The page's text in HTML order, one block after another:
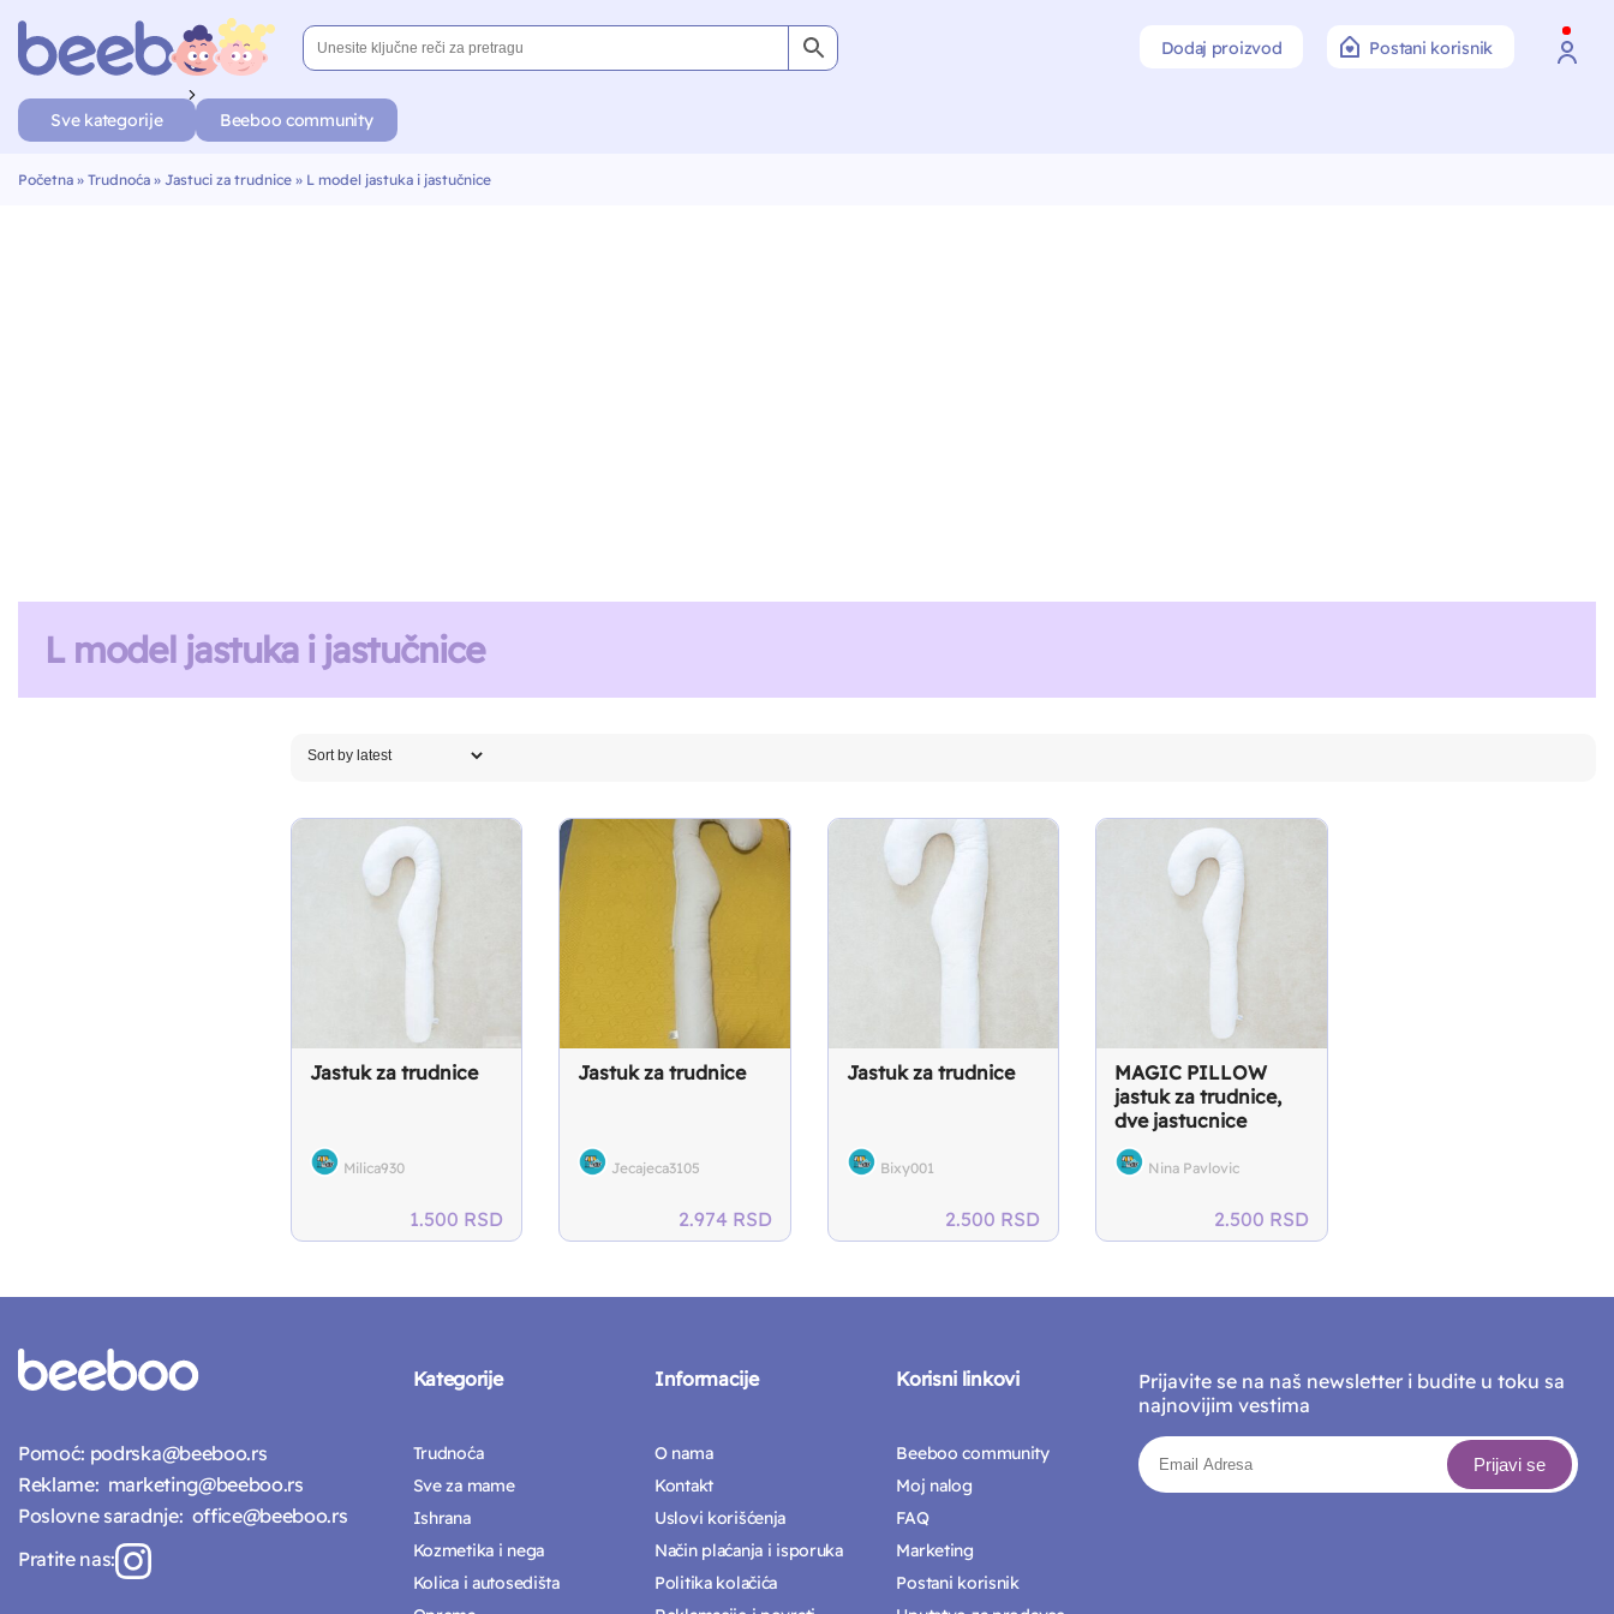
Dodaj proizvod Postani korisnik
Sve kategorije Beeboo community
Početna » Trudnoća » Jastuci za trudnice » L model jastuka i jastučnice
L model jastuka i jastučnice
Jastuk za trudnice
Milica930
1.500 RSD
Jastuk za trudnice
Jecajeca3105
2.974 RSD
Jastuk za trudnice
Bixy001
2.500 RSD
MAGIC PILLOW
jastuk za trudnice,
dve jastucnice
GRATIS
Nina Pavlovic
2.500 RSD
Pomoć: podrska@beeboo.rs
Reklame: marketing@beeboo.rs
Poslovne saradnje: office@beeboo.rs
Pratite nas:
Kategorije
Trudnoća
Sve za mame
Ishrana
Kozmetika i nega
Kolica i autosedišta
Informacije
O nama
Kontakt
Uslovi korišćenja
Način plaćanja i isporuka
Politika kolačića
Korisni linkovi
Beeboo community
Moj nalog
FAQ
Marketing
Postani korisnik
Prijavite se na naš newsletter i budite u toku sa
najnovijim vestima